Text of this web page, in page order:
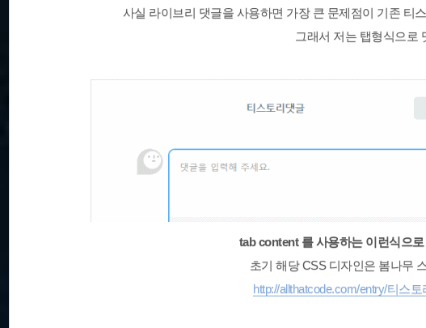
사실 라이브리 댓글을 사용하면 가장 큰 문제점이 기존 티
그래서 저는 탭형식으로
tab content 를 사용하는 이런식으
초기 해당 CSS 디자인은 봄나무
http://allthatcode.com/entry/티스